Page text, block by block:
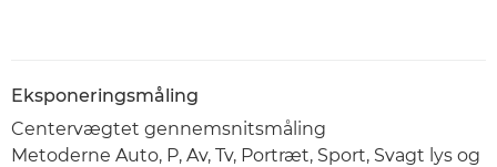
Eksponeringsmåling
Centervægtet gennemsnitsmåling
Metoderne Auto, P, Av, Tv, Portræt, Sport, Svagt lys og